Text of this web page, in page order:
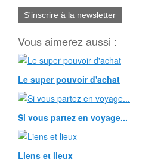
S'inscrire à la newsletter
Vous aimerez aussi :
Le super pouvoir d'achat
Si vous partez en voyage...
Liens et lieux